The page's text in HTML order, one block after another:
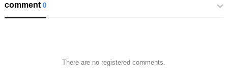
comment0
There are no registered comments.